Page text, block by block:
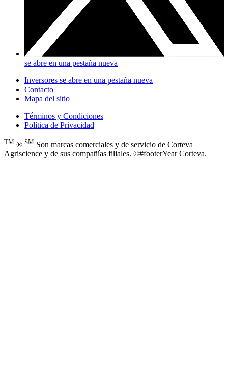
se abre en una pestaña nueva
Inversores se abre en una pestaña nueva
Contacto
Mapa del sitio
Términos y Condiciones
Política de Privacidad
TM ® SM Son marcas comerciales y de servicio de Corteva
Agriscience y de sus compañías filiales. ©#footerYear Corteva.